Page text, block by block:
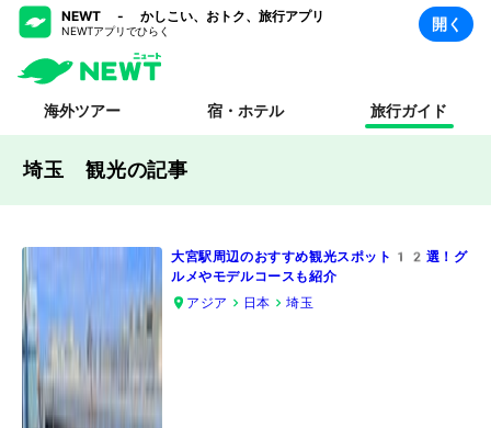
NEWT - かしこい、おトク、旅行アプリ
NEWTアプリでひらく 開く
海外ツアー 宿・ホテル 旅行ガイド
埼玉 観光の記事
大宮駅周辺のおすすめ観光スポット12選！グ
ルメやモデルコースも紹介
アジア
日本 埼玉